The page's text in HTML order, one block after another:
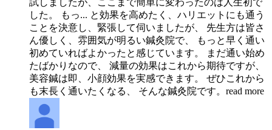
試しましたが、ここまで簡単に変わったのは人生初で
した。 もっ... と効果を高めたく、ハリエットにも通う
ことを決意し、緊張して伺いましたが、 先生方は皆さ
ん優しく、雰囲気が明るい鍼灸院で、 もっと早く通い
初めていればよかったと感じています。 まだ通い始め
たばかりなので、 減量の効果はこれから期待ですが、
美容鍼は即、小顔効果を実感できます。 ぜひこれから
も末長く通いたくなる、 そんな鍼灸院です。 read more